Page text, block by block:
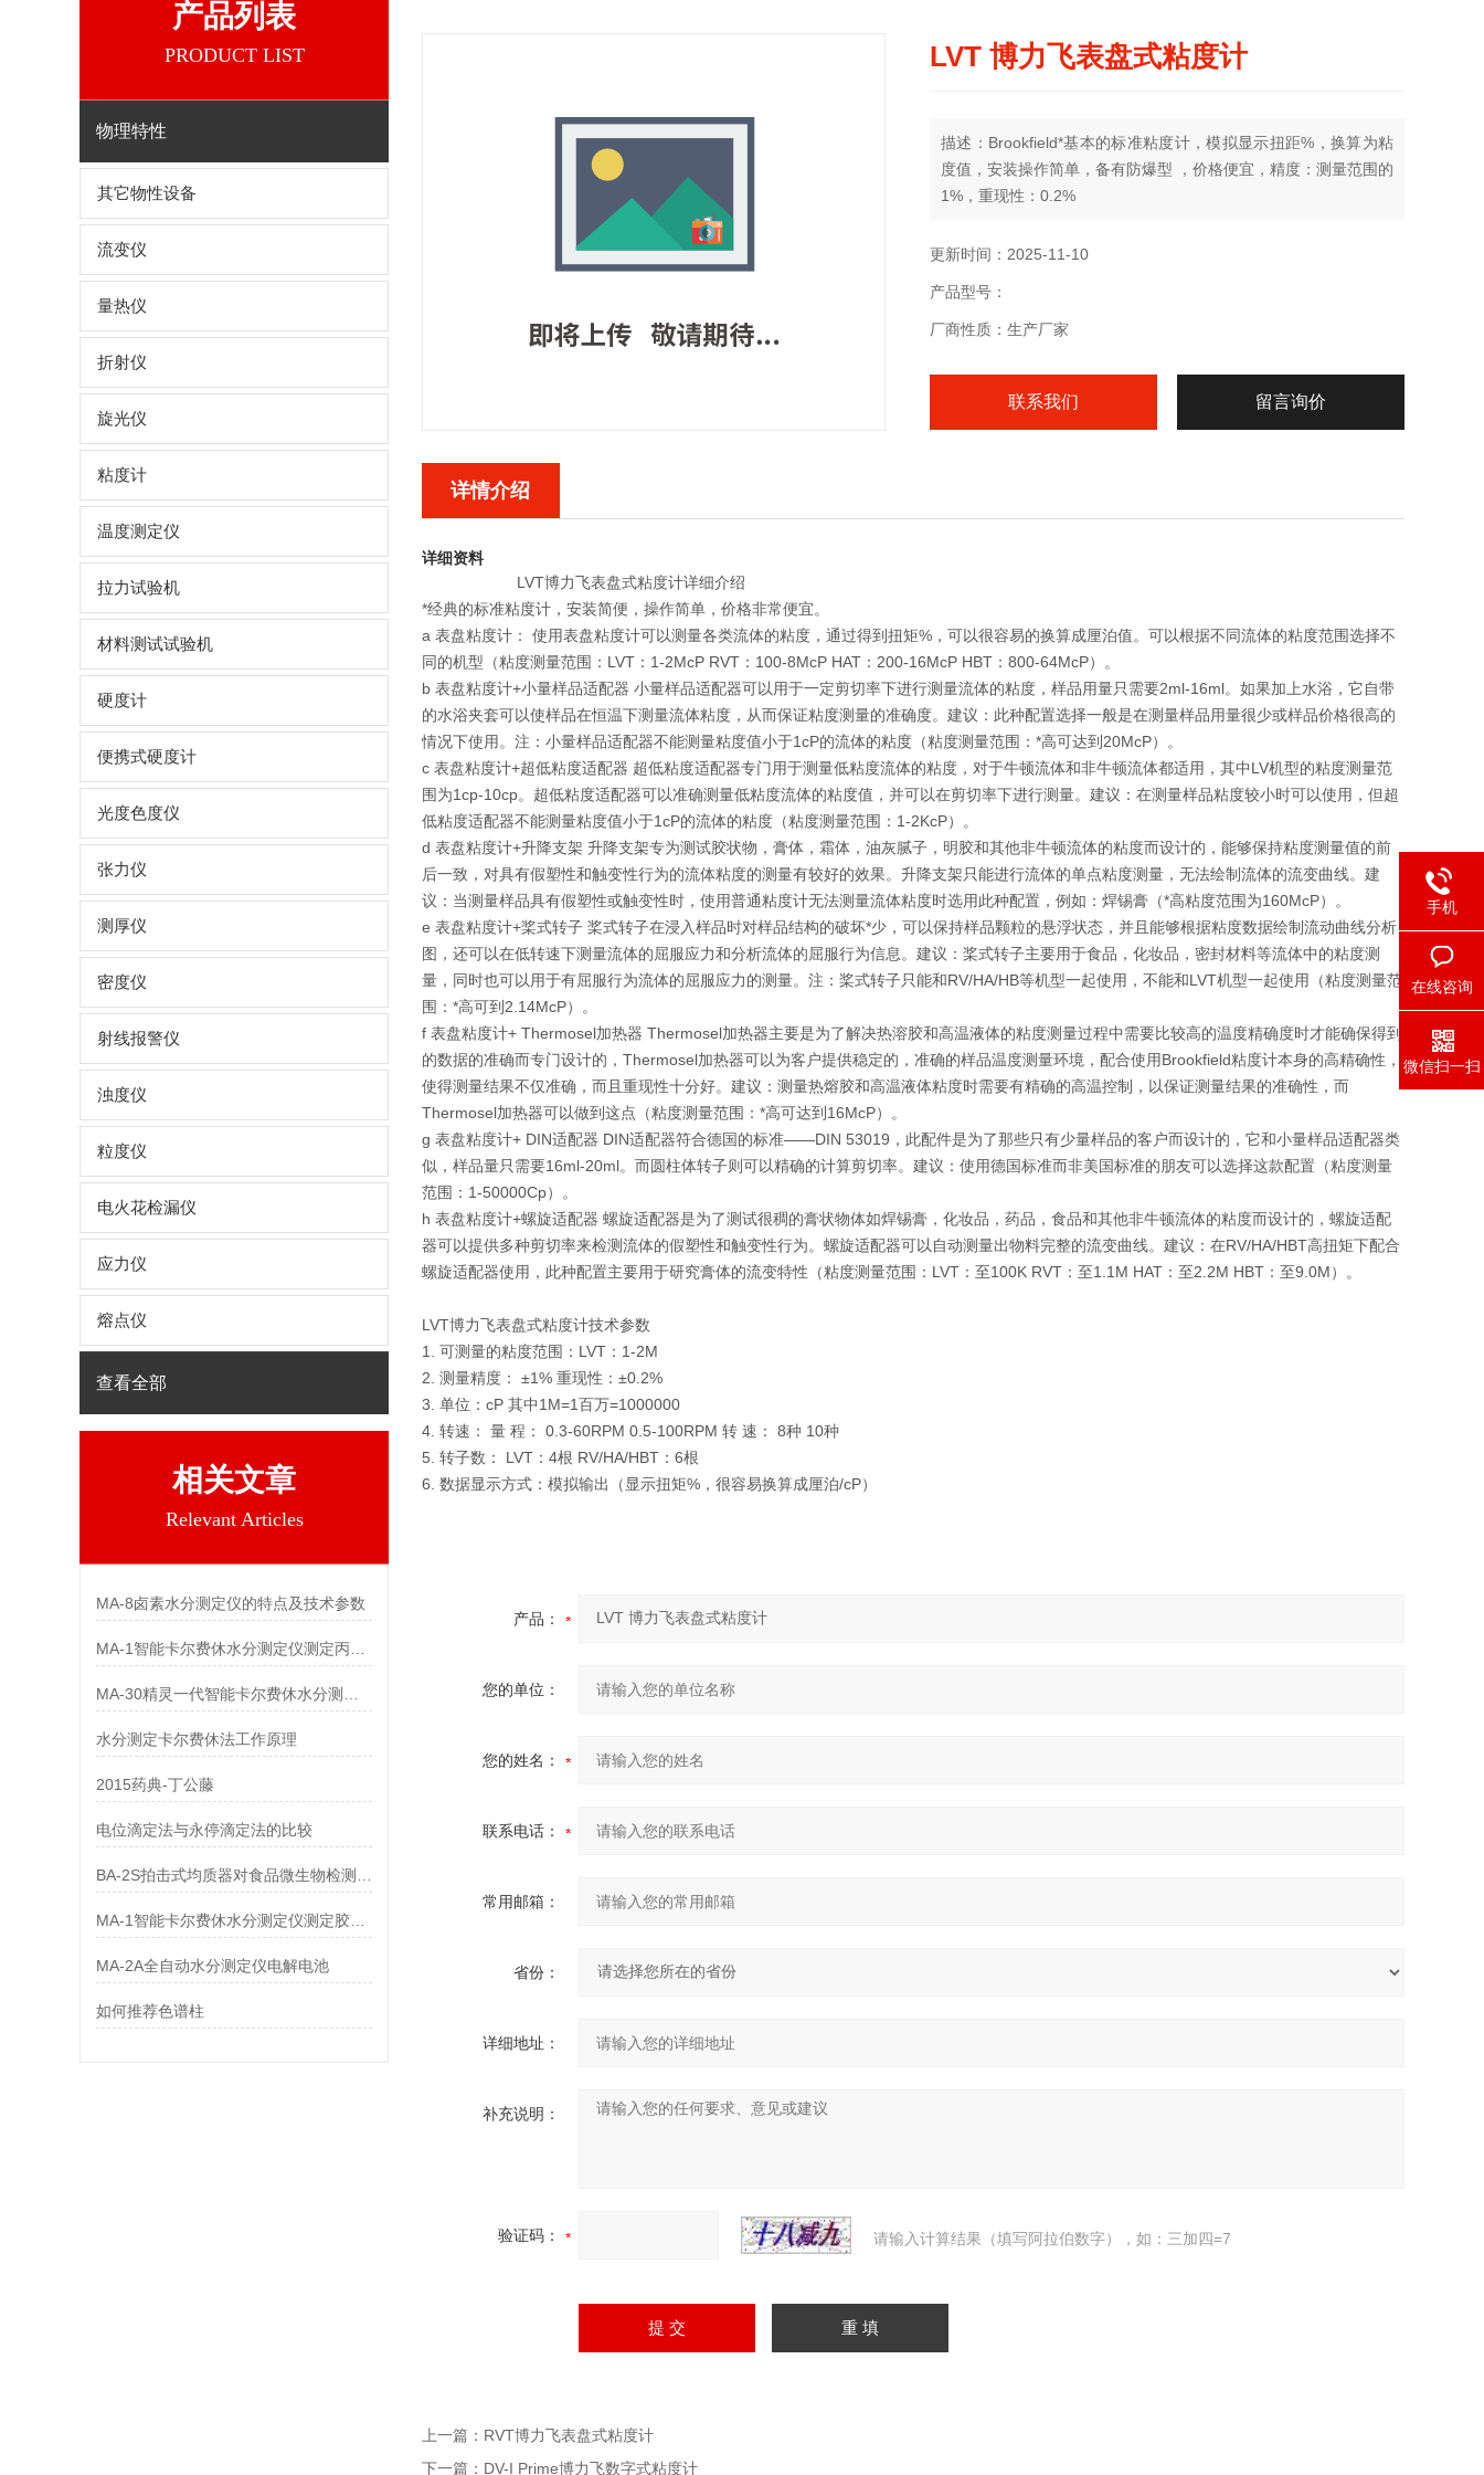
产品列表
PRODUCT LIST
物理特性
其它物性设备
流变仪
量热仪
折射仪
旋光仪
粘度计
温度测定仪
拉力试验机
材料测试试验机
硬度计
便携式硬度计
光度色度仪
张力仪
测厚仪
密度仪
射线报警仪
浊度仪
粒度仪
电火花检漏仪
应力仪
熔点仪
查看全部
相关文章
Relevant Articles
MA-8卤素水分测定仪的特点及技术参数
MA-1智能卡尔费休水分测定仪测定丙戊酸镁中水分
水分测定卡尔费休法工作原理
2015药典-丁公藤
电位滴定法与永停滴定法的比较
MA-1智能卡尔费休水分测定仪测定胶黏剂中水分
MA-2A全自动水分测定仪电解电池
如何推荐色谱柱
LVT 博力飞表盘式粘度计
描述：Brookfield*基本的标准粘度计，模拟显示扭距%，换算为粘
度值，安装操作简单，备有防爆型 ，价格便宜，精度：测量范围的
1%，重现性：0.2%
更新时间：2025-11-10
产品型号：
厂商性质：生产厂家
联系我们 留言询价
详情介绍
详细资料
LVT博力飞表盘式粘度计详细介绍
*经典的标准粘度计，安装简便，操作简单，价格非常便宜。
a 表盘粘度计： 使用表盘粘度计可以测量各类流体的粘度，通过得到扭矩%，可以很容易的换算成厘泊值。可以根据不同流体的粘度范围选择不
同的机型（粘度测量范围：LVT：1-2McP RVT：100-8McP HAT：200-16McP HBT：800-64McP）。
b 表盘粘度计+小量样品适配器 小量样品适配器可以用于一定剪切率下进行测量流体的粘度，样品用量只需要2ml-16ml。如果加上水浴，它自带
的水浴夹套可以使样品在恒温下测量流体粘度，从而保证粘度测量的准确度。建议：此种配置选择一般是在测量样品用量很少或样品价格很高的
情况下使用。注：小量样品适配器不能测量粘度值小于1cP的流体的粘度（粘度测量范围：*高可达到20McP）。
c 表盘粘度计+超低粘度适配器 超低粘度适配器专门用于测量低粘度流体的粘度，对于牛顿流体和非牛顿流体都适用，其中LV机型的粘度测量范
围为1cp-10cp。超低粘度适配器可以准确测量低粘度流体的粘度值，并可以在剪切率下进行测量。建议：在测量样品粘度较小时可以使用，但超
低粘度适配器不能测量粘度值小于1cP的流体的粘度（粘度测量范围：1-2KcP）。
d 表盘粘度计+升降支架 升降支架专为测试胶状物，膏体，霜体，油灰腻子，明胶和其他非牛顿流体的粘度而设计的，能够保持粘度测量值的前
后一致，对具有假塑性和触变性行为的流体粘度的测量有较好的效果。升降支架只能进行流体的单点粘度测量，无法绘制流体的流变曲线。建
议：当测量样品具有假塑性或触变性时，使用普通粘度计无法测量流体粘度时选用此种配置，例如：焊锡膏（*高粘度范围为160McP）。
e 表盘粘度计+桨式转子 桨式转子在浸入样品时对样品结构的破坏*少，可以保持样品颗粒的悬浮状态，并且能够根据粘度数据绘制流动曲线分析
图，还可以在低转速下测量流体的屈服应力和分析流体的屈服行为信息。建议：桨式转子主要用于食品，化妆品，密封材料等流体中的粘度测
量，同时也可以用于有屈服行为流体的屈服应力的测量。注：桨式转子只能和RV/HA/HB等机型一起使用，不能和LVT机型一起使用（粘度测量范
围：*高可到2.14McP）。
f 表盘粘度计+ Thermosel加热器 Thermosel加热器主要是为了解决热溶胶和高温液体的粘度测量过程中需要比较高的温度精确度时才能确保得到
的数据的准确而专门设计的，Thermosel加热器可以为客户提供稳定的，准确的样品温度测量环境，配合使用Brookfield粘度计本身的高精确性，
使得测量结果不仅准确，而且重现性十分好。建议：测量热熔胶和高温液体粘度时需要有精确的高温控制，以保证测量结果的准确性，而
Thermosel加热器可以做到这点（粘度测量范围：*高可达到16McP）。
g 表盘粘度计+ DIN适配器 DIN适配器符合德国的标准——DIN 53019，此配件是为了那些只有少量样品的客户而设计的，它和小量样品适配器类
似，样品量只需要16ml-20ml。而圆柱体转子则可以精确的计算剪切率。建议：使用德国标准而非美国标准的朋友可以选择这款配置（粘度测量
范围：1-50000Cp）。
h 表盘粘度计+螺旋适配器 螺旋适配器是为了测试很稠的膏状物体如焊锡膏，化妆品，药品，食品和其他非牛顿流体的粘度而设计的，螺旋适配
器可以提供多种剪切率来检测流体的假塑性和触变性行为。螺旋适配器可以自动测量出物料完整的流变曲线。建议：在RV/HA/HBT高扭矩下配合
螺旋适配器使用，此种配置主要用于研究膏体的流变特性（粘度测量范围：LVT：至100K RVT：至1.1M HAT：至2.2M HBT：至9.0M）。
LVT博力飞表盘式粘度计技术参数
1. 可测量的粘度范围：LVT：1-2M
2. 测量精度： ±1% 重现性：±0.2%
3. 单位：cP 其中1M=1百万=1000000
4. 转速： 量 程： 0.3-60RPM 0.5-100RPM 转 速： 8种 10种
5. 转子数： LVT：4根 RV/HA/HBT：6根
6. 数据显示方式：模拟输出（显示扭矩%，很容易换算成厘泊/cP）
产品：
您的单位：
您的姓名：
联系电话：
常用邮箱：
省份：
详细地址：
补充说明：
验证码： 请输入计算结果（填写阿拉伯数字），如：三加四=7
上一篇： RVT博力飞表盘式粘度计
下一篇： DV-I Prime博力飞数字式粘度计
手机
在线咨询
微信扫一扫